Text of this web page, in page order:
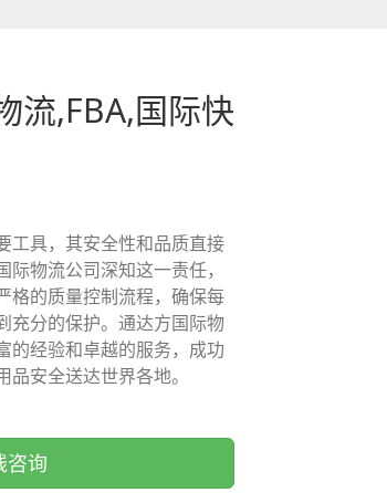
流,FBA,国际快
工具，其安全性和品质直接
物流公司深知这一责任，
格的质量控制流程，确保每
充分的保护。通达方国际物
的经验和卓越的服务，成功
安全送达世界各地。
咨询